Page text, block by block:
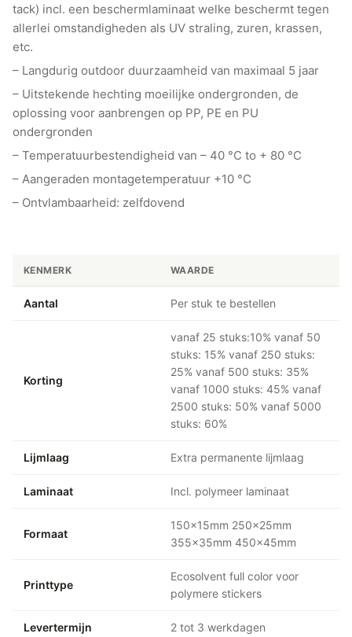
tack) incl. een beschermlaminaat welke beschermt tegen
allerlei omstandigheden als UV straling, zuren, krassen,
etc.
– Langdurig outdoor duurzaamheid van maximaal 5 jaar
– Uitstekende hechting moeilijke ondergronden, de
oplossing voor aanbrengen op PP, PE en PU
ondergronden
– Temperatuurbestendigheid van – 40 °C to + 80 °C
– Aangeraden montagetemperatuur +10 °C
– Ontvlambaarheid: zelfdovend
KENMERK WAARDE
Aantal Per stuk te bestellen
Korting
vanaf 25 stuks:10% vanaf 50
stuks: 15% vanaf 250 stuks:
25% vanaf 500 stuks: 35%
vanaf 1000 stuks: 45% vanaf
2500 stuks: 50% vanaf 5000
stuks: 60%
Lijmlaag Extra permanente lijmlaag
Laminaat Incl. polymeer laminaat
Formaat
150x15mm 250x25mm
355x35mm 450x45mm
Printtype
Ecosolvent full color voor
polymere stickers
Levertermijn 2 tot 3 werkdagen